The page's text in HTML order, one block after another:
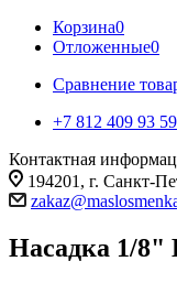
Корзина0
Отложенные0
Сравнение
+7 812 409 93 59
Контактная
194201, г. Санкт-
Насадка 1/8"